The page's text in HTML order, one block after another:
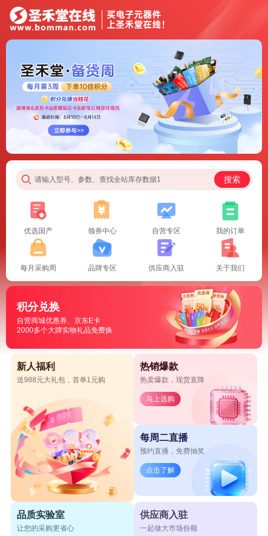
请输入型号、参数、查找全站库存数据1 搜索
优选国产 领券中心 自营专区 我的订单
每月采购周 品牌专区 供应商入驻 关于我们
积分兑换
自营商城优惠券、京东E卡
2000多个大牌实物礼品免费换
新人福利
送988元大礼包，首单1元购
热销爆款
热卖爆款，现货直降
马上选购
每周二直播
预约直播，免费抽奖
点击了解
品质实验室
让您的采购更省心
供应商入驻
一起做大市场份额